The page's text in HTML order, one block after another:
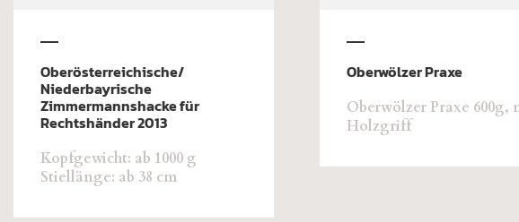
Oberösterreichische/
Niederbayrische
Zimmermannshacke für
Rechtshänder 2013
Kopfgewicht: ab 1000 g
Stiellänge: ab 38 cm
Oberwölzer Praxe
Oberwölzer Praxe 600g,
Holzgriff